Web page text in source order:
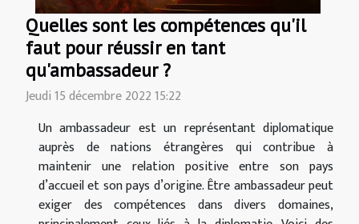
Quelles sont les compétences qu'il
faut pour réussir en tant
qu'ambassadeur ?
Jeudi 15 décembre 2022 15:22
Un ambassadeur est un représentant diplomatique
auprès de nations étrangères qui contribue à
maintenir une relation positive entre son pays
d’accueil et son pays d’origine. Être ambassadeur peut
exiger des compétences dans divers domaines,